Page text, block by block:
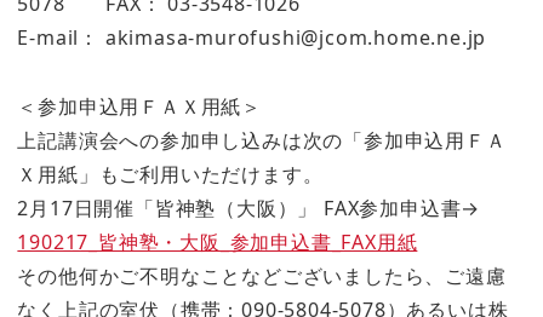
E-mail： akimasa-murofushi@jcom.home.ne.jp
＜参加申込用ＦＡＸ用紙＞
上記講演会への参加申し込みは次の「参加申込用ＦＡ
Ｘ用紙」もご利用いただけます。
2月17日開催「皆神塾（大阪）」 FAX参加申込書→
190217_皆神塾・大阪_参加申込書_FAX用紙
その他何かご不明なことなどございましたら、ご遠慮
なく上記の室伏（携帯：090-5804-5078）あるいは株